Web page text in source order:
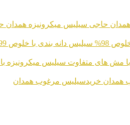
سیلیس میکرونیزه همدان
سیلیس دانه بندی با خلوص 99%
سیلیس میکرونیزه
خریدسیلیس مرغوب همدان